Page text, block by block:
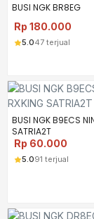
BUSI NGK BR8EG
Rp 180.000
5.047 terjual
BUSI NGK B9ECS
SATRIA2T
Rp 60.000
5.091 terjual